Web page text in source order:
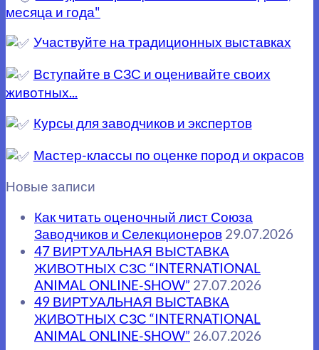
месяца и года"
Участвуйте на традиционных выставках
Вступайте в СЗС и оценивайте своих
животных...
Курсы для заводчиков и экспертов
Мастер-классы по оценке пород и окрасов
Новые записи
Как читать оценочный лист Союза
Заводчиков и Селекционеров 29.07.2026
47 ВИРТУАЛЬНАЯ ВЫСТАВКА
ЖИВОТНЫХ СЗС “INTERNATIONAL
ANIMAL ONLINE-SHOW” 27.07.2026
49 ВИРТУАЛЬНАЯ ВЫСТАВКА
ЖИВОТНЫХ СЗС “INTERNATIONAL
ANIMAL ONLINE-SHOW” 26.07.2026